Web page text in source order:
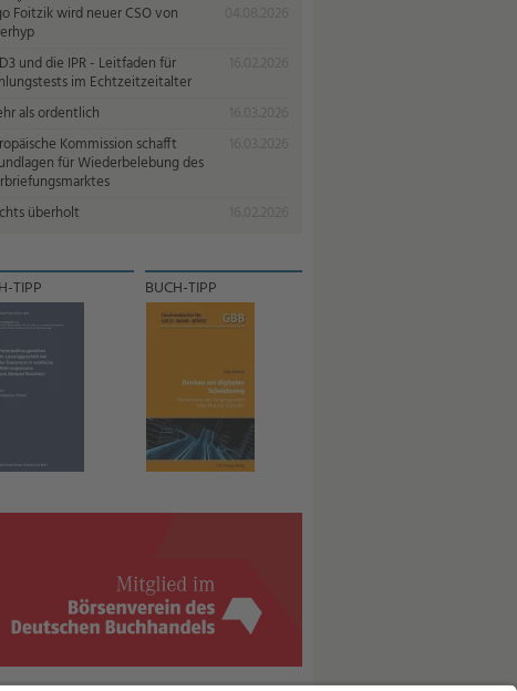
Foitzik wird neuer CSO von
und die IPR - Leitfaden für
im Echtzeitzeitalter
als ordentlich
Kommission schafft
für Wiederbelebung des
überholt
TIPP BUCH-TIPP